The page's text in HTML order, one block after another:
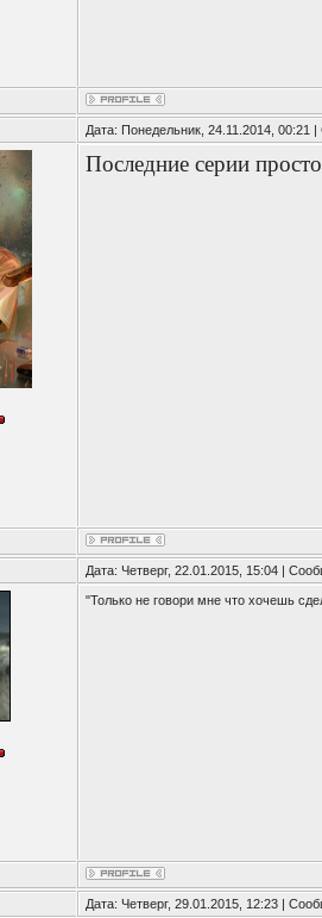
Дата: Понедельник, 24.11.2014, 00:21
Последние серии
Дата: Четверг, 22.01.2015, 15:04 |
"Только не говори мне что хочешь
Дата: Четверг, 29.01.2015, 12:23 |